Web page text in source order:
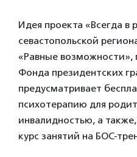
Идея проекта «Всегда в
севастопольской
«Равные возможности»,
Фонда президентских
предусматривает
психотерапию для
инвалидностью, а
курс занятий на БОС-